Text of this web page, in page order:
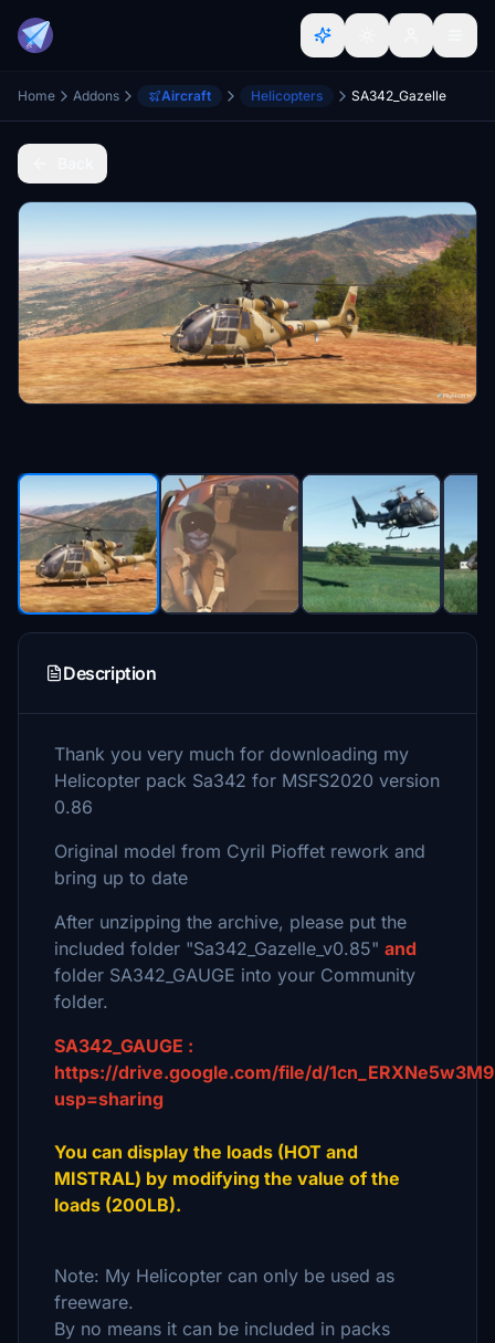
Home Addons Aircraft Helicopters SA342_Gazelle
Description
Thank you very much for downloading my
Helicopter pack Sa342 for MSFS2020 version
0.86
Original model from Cyril Pioffet rework and
bring up to date
After unzipping the archive, please put the
included folder "Sa342_Gazelle_v0.85" and
folder SA342_GAUGE into your Community
folder.
SA342_GAUGE :
https://drive.google.com/file/d/
usp=sharing
You can display the loads (HOT and
MISTRAL) by modifying the value of the
loads (200LB).
Note: My Helicopter can only be used as
freeware.
By no means it can be included in packs